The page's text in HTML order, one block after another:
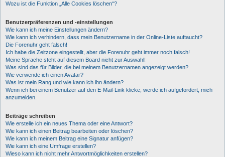
Wozu ist die Funktion „Alle Cookies löschen“?
Benutzerpräferenzen und -einstellungen
Wie kann ich meine Einstellungen ändern?
Wie kann ich verhindern, dass mein Benutzername in der Online-Liste auftaucht?
Die Forenuhr geht falsch!
Ich habe die Zeitzone eingestellt, aber die Forenuhr geht immer noch falsch!
Meine Sprache steht auf diesem Board nicht zur Auswahl!
Was sind das für Bilder, die bei meinem Benutzernamen angezeigt werden?
Wie verwende ich einen Avatar?
Was ist mein Rang und wie kann ich ihn ändern?
Wenn ich bei einem Benutzer auf den E-Mail-Link klicke, werde ich aufgefordert, mich
anzumelden.
Beiträge schreiben
Wie erstelle ich ein neues Thema oder eine Antwort?
Wie kann ich einen Beitrag bearbeiten oder löschen?
Wie kann ich meinem Beitrag eine Signatur anfügen?
Wie kann ich eine Umfrage erstellen?
Wieso kann ich nicht mehr Antwortmöglichkeiten erstellen?